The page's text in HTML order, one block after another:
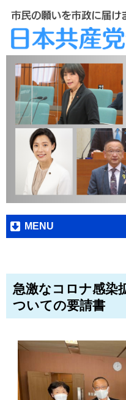
MENU
急激なコロナ感染
ついての要請書